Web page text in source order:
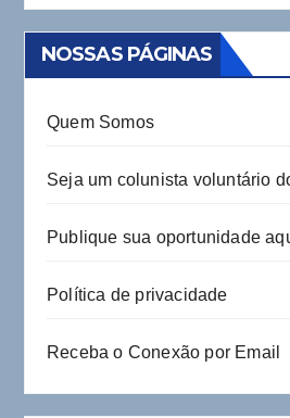
NOSSAS PÁGINAS
Quem Somos
Seja um colunista voluntário
Publique sua oportunidade
Política de privacidade
Receba o Conexão por Email